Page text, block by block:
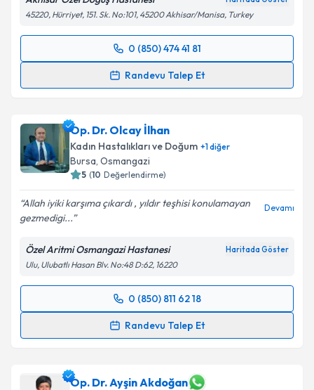
45220, Hürriyet, 151. Sk. No:101, 45200 Akhisar/Manisa, Turkey
0 (850) 474 41 81
Randevu Talep Et
Randevu Takvimi Talebi
için bir takvim hazırlandığında e-posta ile
bilgilendireceğiz.
E-posta Adresiniz
Metni'ni okudum ve kişisel verilerimin belirtilen
kapsamda işlenmesini kabul ediyorum.
Takvim Talebini Gönder
Op. Dr. Olcay İlhan
Kadın Hastalıkları ve Doğum +1diğer
Bursa, Osmangazi
5 (10 Değerlendirme)
Allah iyiki karşıma çıkardı , yıldır teşhisi konulamayan
gezmedigi...
Devamı
Özel Aritmi Osmangazi Hastanesi Haritada Göster
Ulu, Ulubatlı Hasan Blv. No:48 D:62, 16220
0 (850) 811 62 18
Randevu Talep Et
Randevu Takvimi Talebi
takvim hazırlandığında e-posta ile bilgilendireceğiz.
Op. Dr. Ayşin Akdoğan